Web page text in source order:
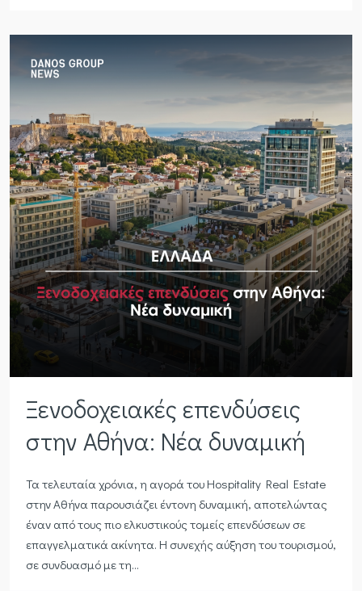
Ξενοδοχειακές επενδύσεις
στην Αθήνα: Νέα δυναμική
Τα τελευταία χρόνια, η αγορά του Hospitality Real Estate
στην Αθήνα παρουσιάζει έντονη δυναμική, αποτελώντας
έναν από τους πιο ελκυστικούς τομείς επενδύσεων σε
επαγγελματικά ακίνητα. Η συνεχής αύξηση του τουρισμού,
σε συνδυασμό με τη...